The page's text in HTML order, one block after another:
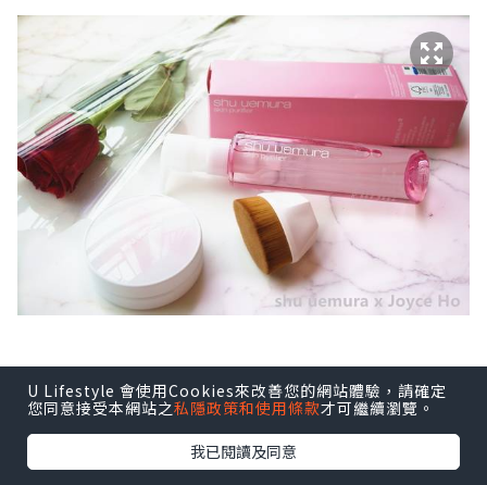
U Lifestyle 會使用Cookies來改善您的網站體驗，請確定
您同意接受本網站之私隱政策和使用條款才可繼續瀏覽。
我已閱讀及同意